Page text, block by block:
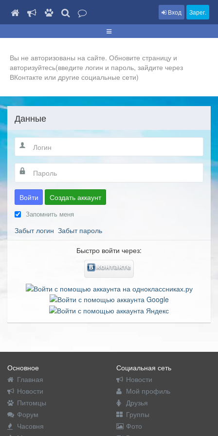
Вход Зарег.
Вы не авторизованы на сайте. Обновите страницу и
авторизуйтесь(введите логин и пароль, зайдите через
ВКонтакте или другие социальные сети)
Данные
Войти Создать аккаунт
Запомнить меня
Забыт логин Забыт пароль
Быстро войти через:
Основное
Главная
Новости
Питомцы
Форум
Часовня
Социальная сеть
Новости
Мой профиль
Друзья
Группы
Фото